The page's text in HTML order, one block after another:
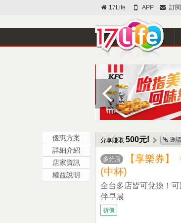
17Life APP 訂閱
優惠方案
詳細介紹
店家資訊
權益說明
分享賺取 500元! 邀
多分店
【享樂券
(中杯)
全台多店皆可兌換！
伴早晨
折價